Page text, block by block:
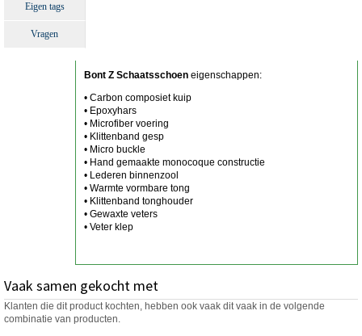
Eigen tags
Vragen
Bont Z Schaatsschoeneigenschappen:
• Carbon composiet kuip
• Epoxyhars
• Microfiber voering
• Klittenband gesp
• Micro buckle
• Hand gemaakte monocoque constructie
• Lederen binnenzool
• Warmte vormbare tong
• Klittenband tonghouder
• Gewaxte veters
• Veter klep
Vaak samen gekocht met
Klanten die dit product kochten, hebben ook vaak dit vaak in de volgende
combinatie van producten.